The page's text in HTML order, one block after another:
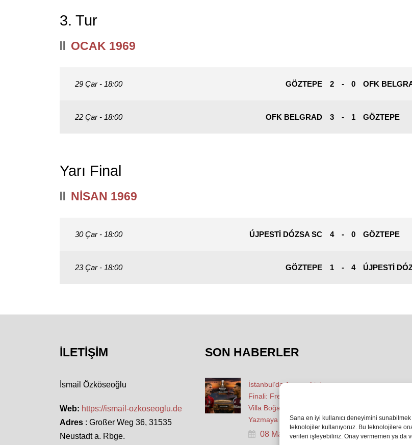
Sana en iyi kullanıcı deneyimini
teknolojiler kullanıyoruz. Bu teknolojilere
verileri işleyebiliriz. Onay vermemen ya da
3. Tur
OCAK 1969
29 Çar - 18:00 GÖZTEPE 2 - 0 OFK
22 Çar - 18:00 OFK BELGRAD 3 - 1 GÖZTEPE
Yarı Final
NISAN 1969
30 Çar - 18:00 ÚJPESTI DÓZSA SC 4 - 0 GÖZTEPE
23 Çar - 18:00 GÖZTEPE 1 - 4 ÚJPESTI
İLETIŞIM
İsmail Özköseoğlu
Web: https://ismail-ozkoseoglu.de
Adres : Großer Weg 36, 31535
Neustadt a. Rbge.
SON HABERLER
İstanbul’da Avrupa Ligi
Finali: Freiburg ve Aston
Villa Boğaz’da Tarih
Yazmaya Hazırlanıyor
08 May 2026